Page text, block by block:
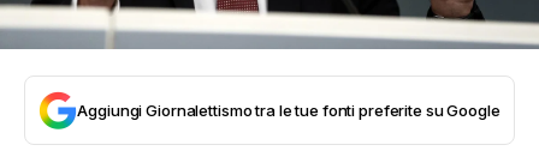
Aggiungi Giornalettismo tra le tue fonti preferite su Google